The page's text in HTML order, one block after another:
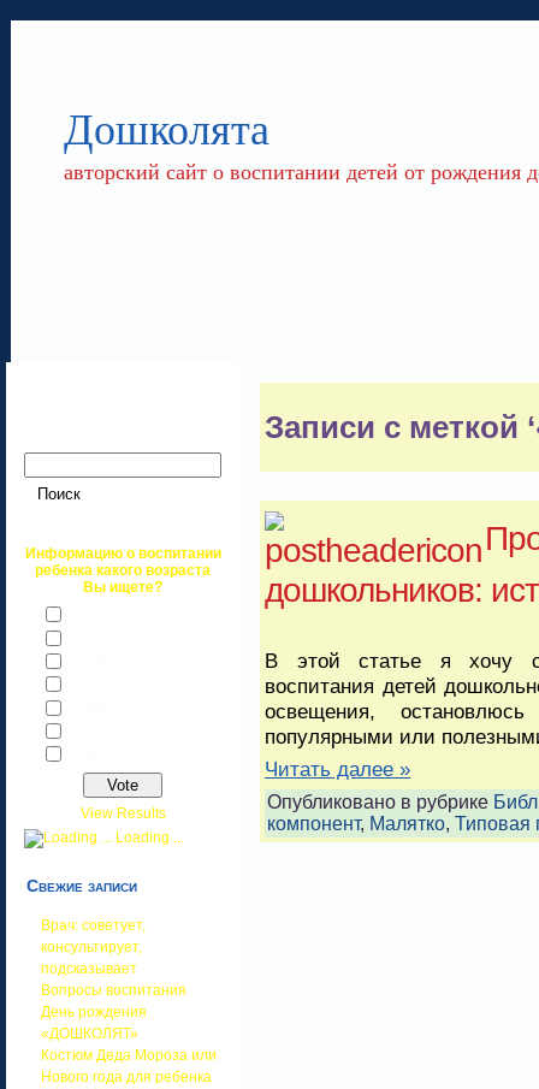
Дошколята
авторский сайт о воспитании детей от рождения
Информацию о воспитании
ребенка какого возраста
Вы ищете?
View Results
Loading ...
Свежие записи
Врач: советует,
консультирует,
подсказывает
Вопросы воспитания
День рождения
«ДОШКОЛЯТ»
Костюм Деда Мороза или
Нового года для ребенка
Записи с меткой
дошкольников:
В этой статье я хочу
воспитания детей
освещения,
популярными или
Читать далее »
Опубликовано в рубрике
компонент, Малятко, Типовая